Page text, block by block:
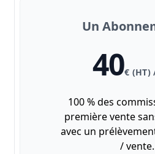
Un
40€ (HT)
100 % des
première vente
avec un
/ vente.